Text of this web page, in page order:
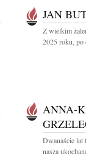
JAN
Z wielkim
2025 roku, po
ANNA-
Dwanaście lat
nasza